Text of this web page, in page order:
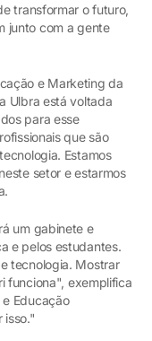
transformar o futuro,
junto com a gente
e Marketing da
Ulbra está voltada
para esse
que são
Estamos
setor e estarmos
um gabinete e
e pelos estudantes.
tecnologia. Mostrar
funciona", exemplifica
Educação
isso."